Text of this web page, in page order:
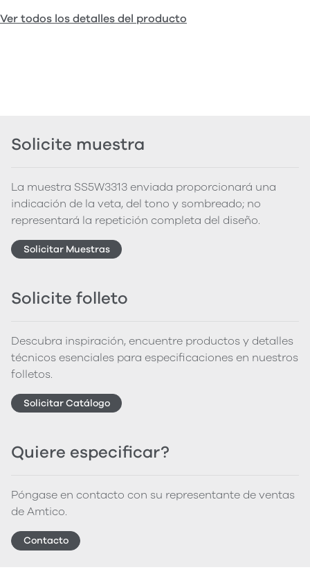
Ver todos los detalles del producto
Solicite muestra
La muestra SS5W3313 enviada proporcionará una
indicación de la veta, del tono y sombreado; no
representará la repetición completa del diseño.
Solicitar Muestras
Solicite folleto
Descubra inspiración, encuentre productos y detalles
técnicos esenciales para especificaciones en nuestros
folletos.
Solicitar Catálogo
Quiere especificar?
Póngase en contacto con su representante de ventas
de Amtico.
Contacto